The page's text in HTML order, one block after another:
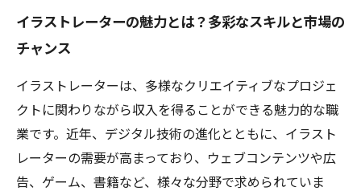
イラストレーターの魅力とは？多彩なスキルと市場の
チャンス
イラストレーターは、多様なクリエイティブなプロジェ
クトに関わりながら収入を得ることができる魅力的な職
業です。近年、デジタル技術の進化とともに、イラスト
レーターの需要が高まっており、ウェブコンテンツや広
告、ゲーム、書籍など、様々な分野で求められていま